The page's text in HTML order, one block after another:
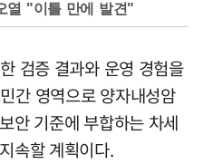
열 "이틀 만에 발견"
검증 결과와 운영 경험을
간 영역으로 양자내성암
안 기준에 부합하는 차세
속할 계획이다.